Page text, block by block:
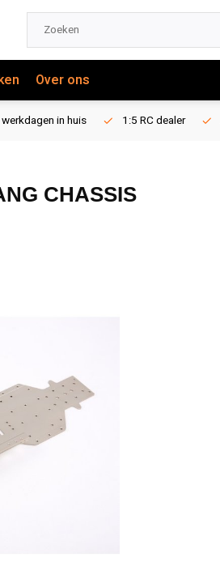
Over ons
in huis 1:5 RC dealer
CHASSIS